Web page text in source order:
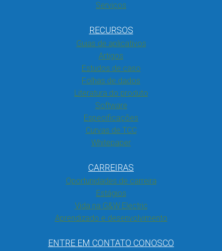
Serviços
RECURSOS
Guias de aplicativos
Artigos
Estudos de caso
Folhas de dados
Literatura do produto
Software
Especificações
Curvas de TCC
Whitepaper
CARREIRAS
Oportunidades de carreira
Estágios
Vida na G&W Electric
Aprendizado e desenvolvimento
ENTRE EM CONTATO CONOSCO